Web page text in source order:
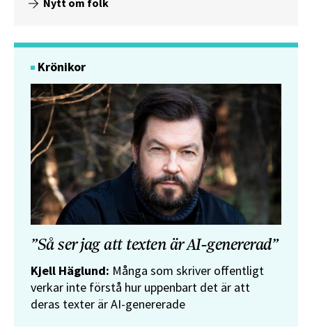
Nytt om folk
Krönikor
”Så ser jag att texten är AI-genererad”
Kjell Häglund: Många som skriver offentligt
verkar inte förstå hur uppenbart det är att
deras texter är AI-genererade